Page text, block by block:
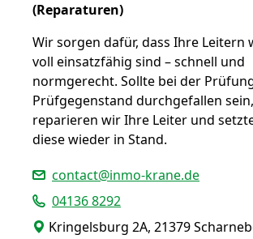
(Reparaturen)
Wir sorgen dafür, dass Ihre Leitern
voll einsatzfähig sind – schnell und
normgerecht. Sollte bei der
Prüfgegenstand durchgefallen sein,
reparieren wir Ihre Leiter und
diese wieder in Stand.
contact@inmo-krane.de
04136 8292
Kringelsburg 2A, 21379